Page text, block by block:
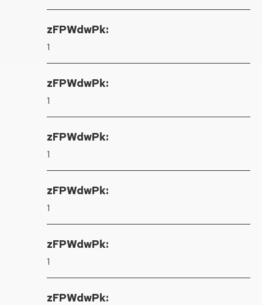
zFPWdwPk:
1
zFPWdwPk:
1
zFPWdwPk:
1
zFPWdwPk:
1
zFPWdwPk:
1
zFPWdwPk: